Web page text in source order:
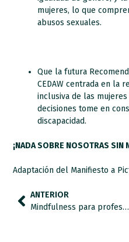
mujeres, lo que
abusos sexuales.
Que la futura
CEDAW centrada en la
inclusiva de las
decisiones tome en
discapacidad.
¡NADA SOBRE NOSOTRAS SIN
Adaptación del Manifiesto a
ANTERIOR
Mindfulness para profesionales de apoyo a personas con TEA: Apoyando a los apoyos.